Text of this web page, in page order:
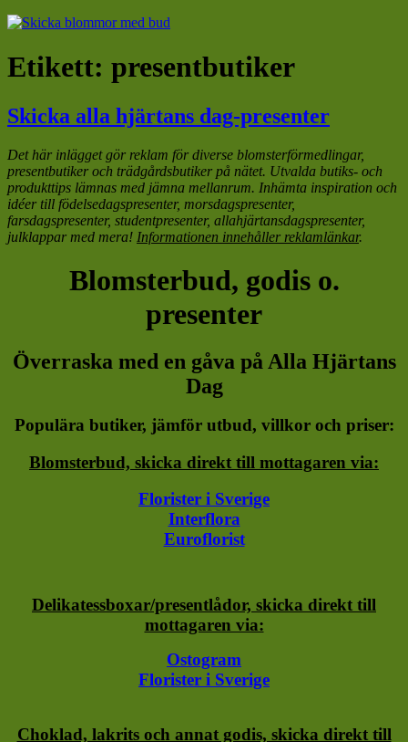
Etikett: presentbutiker
Skicka alla hjärtans dag-presenter
Det här inlägget gör reklam för diverse blomsterförmedlingar,
presentbutiker och trädgårdsbutiker på nätet. Utvalda butiks- och
produkttips lämnas med jämna mellanrum. Inhämta inspiration och
idéer till födelsedagspresenter, morsdagspresenter,
farsdagspresenter, studentpresenter, allahjärtansdagspresenter,
julklappar med mera! Informationen innehåller reklamlänkar.
Blomsterbud, godis o.
presenter
Överraska med en gåva på Alla Hjärtans
Dag
Populära butiker, jämför utbud, villkor och priser:
Blomsterbud, skicka direkt till mottagaren via:
Florister i Sverige
Interflora
Euroflorist
Delikatessboxar/presentlådor, skicka direkt till
mottagaren via:
Ostogram
Florister i Sverige
Choklad, lakrits och annat godis, skicka direkt till